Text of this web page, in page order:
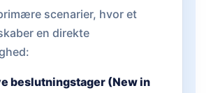
scenarier, hvor et
en direkte
beslutningstager (New in